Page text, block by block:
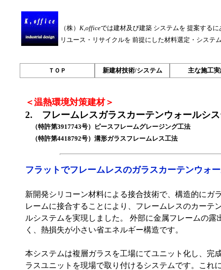
（株） K,officeでは建材及び建築 システムを 提案するに
リユース・リサイクルを 前提にした材料選定・シス
ＴＯＰ 新建材技術/システム
4. 乾式断熱トップラ
2. フレームレスガラ
3. フレームレスガラ
4. 溝型ガラス ライテ
5. 木製両面ガラスフ
出版物掲載記事
主な施工
＜温熱環境対策建材＞
2. フレームレスガラスカーテンウォールシ
（特許第3917743号）ピースフレームグレージング工法
（特許第4418792号）溝形ガラスフレームレス工法
フラットでフレームレスのガラスカーテンウォ
新開発シリコーン材料による接合技術で、構造的にガ
レームに接合することにより、フレームレスのカーテ
ルシステムを実現しました。 外部に金属フレームの露
く、熱損失が小さい省エネルギー構造です。
本システムは複層ガラスを工場にてユニット化し、完
ラスユニットを現場で取り付けるシステムです。これ